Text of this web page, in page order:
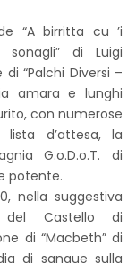
“A birritta cu ’i
di Luigi
“Palchi Diversi –
amara e lunghi
con numerose
d’attesa, la
G.o.D.o.T. di
potente.
nella suggestiva
del Castello di
di “Macbeth” di
di sangue sulla